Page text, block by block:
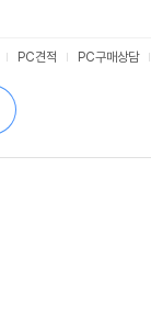
PC견적 PC구매상담